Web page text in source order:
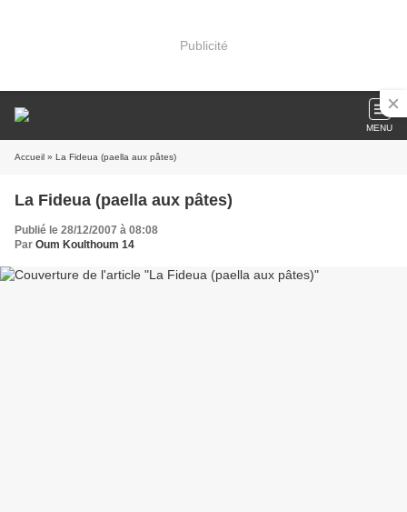
Publicité
MENU
Accueil » La Fideua (paella aux pâtes)
La Fideua (paella aux pâtes)
Publié le 28/12/2007 à 08:08
Par Oum Koulthoum 14